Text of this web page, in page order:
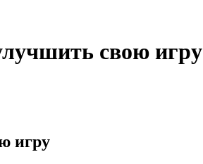
свою игру
игру